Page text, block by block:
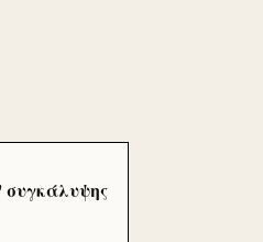
συγκάλυψης